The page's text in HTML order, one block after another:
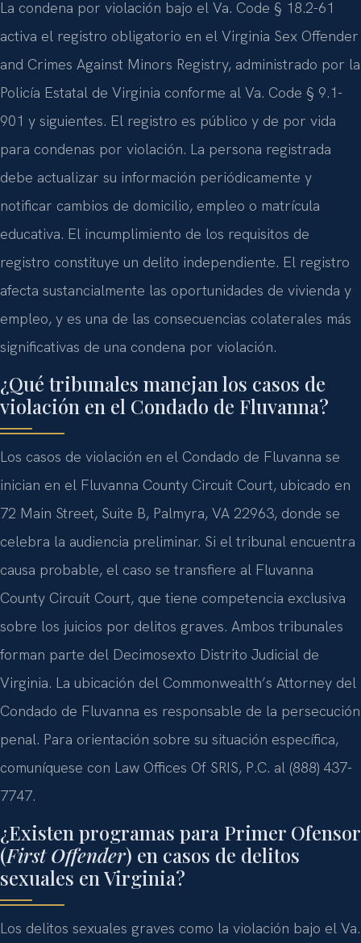
La condena por violación bajo el Va. Code § 18.2-61
activa el registro obligatorio en el Virginia Sex Offender
and Crimes Against Minors Registry, administrado por la
Policía Estatal de Virginia conforme al Va. Code § 9.1-
901 y siguientes. El registro es público y de por vida
para condenas por violación. La persona registrada
debe actualizar su información periódicamente y
notificar cambios de domicilio, empleo o matrícula
educativa. El incumplimiento de los requisitos de
registro constituye un delito independiente. El registro
afecta sustancialmente las oportunidades de vivienda y
empleo, y es una de las consecuencias colaterales más
significativas de una condena por violación.
¿Qué tribunales manejan los casos de
violación en el Condado de Fluvanna?
Los casos de violación en el Condado de Fluvanna se
inician en el Fluvanna County Circuit Court, ubicado en
72 Main Street, Suite B, Palmyra, VA 22963, donde se
celebra la audiencia preliminar. Si el tribunal encuentra
causa probable, el caso se transfiere al Fluvanna
County Circuit Court, que tiene competencia exclusiva
sobre los juicios por delitos graves. Ambos tribunales
forman parte del Decimosexto Distrito Judicial de
Virginia. La ubicación del Commonwealth’s Attorney del
Condado de Fluvanna es responsable de la persecución
penal. Para orientación sobre su situación específica,
comuníquese con Law Offices Of SRIS, P.C. al (888) 437-
7747.
¿Existen programas para Primer Ofensor
(First Offender) en casos de delitos
sexuales en Virginia?
Los delitos sexuales graves como la violación bajo el Va.